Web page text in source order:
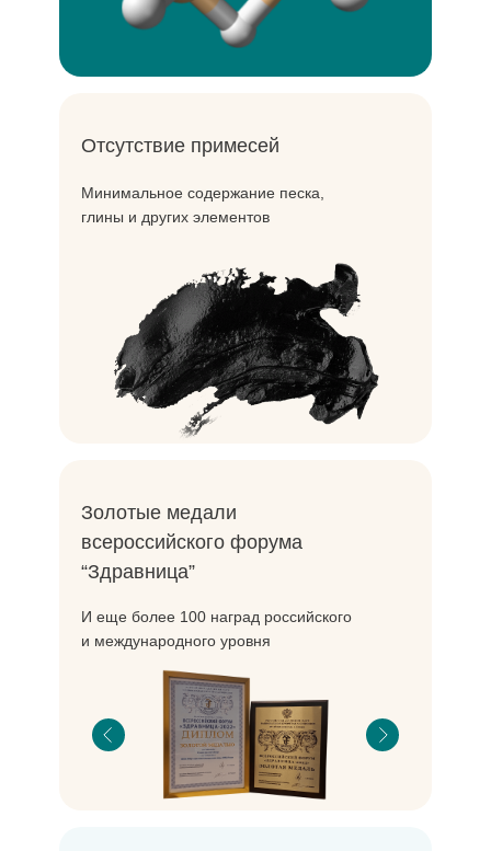
Отсутствие примесей
Минимальное содержание песка,
глины и других элементов
Золотые медали
всероссийского форума
“Здравница”
И еще более 100 наград российского
и международного уровня